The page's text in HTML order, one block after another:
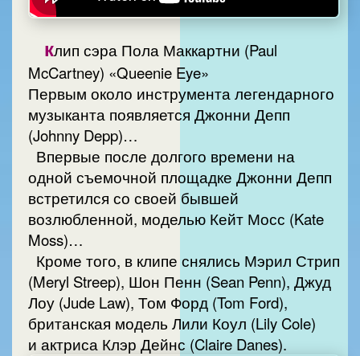
клип сэра Пола Маккартни (Paul
McCartney) «Queenie Eye»
Первым около инструмента легендарного
музыканта появляется Джонни Депп
(Johnny Depp)…
Впервые после долгого времени на
одной съемочной площадке Джонни Депп
встретился со своей бывшей
возлюбленной, моделью Кейт Мосс (Kate
Moss)…
Кроме того, в клипе снялись Мэрил Стрип
(Meryl Streep), Шон Пенн (Sean Penn), Джуд
Лоу (Jude Law), Том Форд (Tom Ford),
британская модель Лили Коул (Lily Cole)
и актриса Клэр Дейнс (Claire Danes).